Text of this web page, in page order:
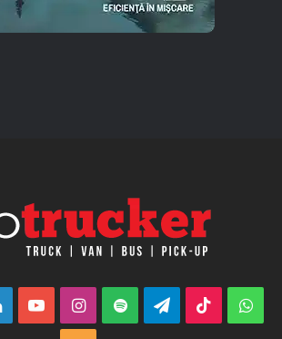
LinkedInYouTubeInstagram
Spotify TelegramTikTok